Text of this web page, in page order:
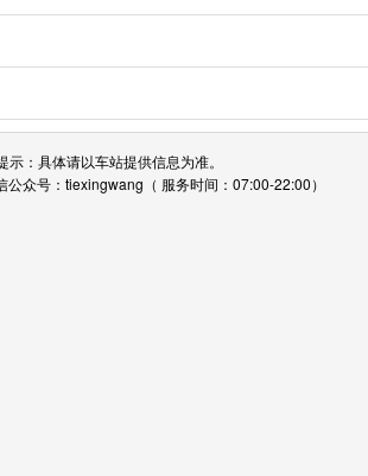
示：具体请以车站提供信息为准。
公众号：tiexingwang（ 服务时间：07:00-22:00）